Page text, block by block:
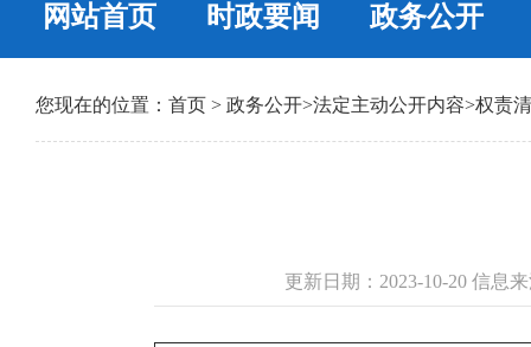
网站首页 时政要闻 政务公开
您现在的位置： 首页 > 政务公开>法定主动公开内容>权责
更新日期：2023-10-20 信息